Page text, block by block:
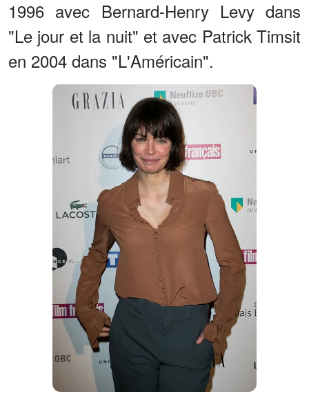
1996 avec Bernard-Henry Levy dans
"Le jour et la nuit" et avec Patrick Timsit
en 2004 dans "L'Américain".